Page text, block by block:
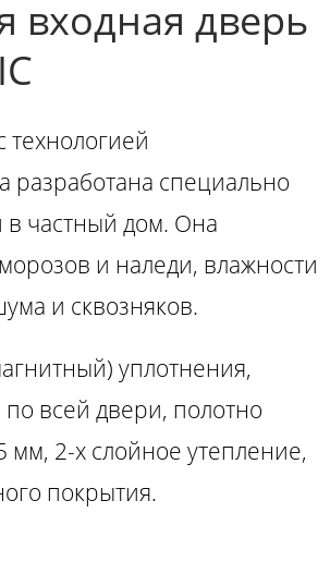
входная дверь
технологией
разработана специально
в частный дом. Она
и наледи, влажности
и сквозняков.
уплотнения,
всей двери, полотно
2-х слойное утепление,
покрытия.